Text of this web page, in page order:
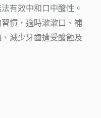
有效中和口中酸性。
慣，適時漱漱口、補
減少牙齒遭受酸蝕及